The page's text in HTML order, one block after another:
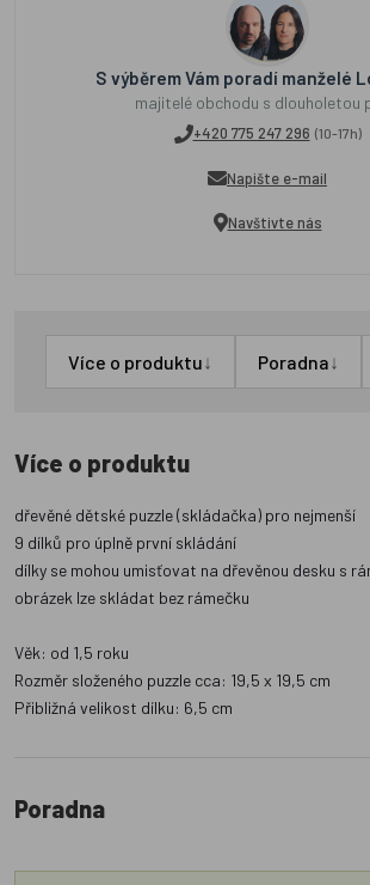
S výběrem Vám poradí manželé
majitelé obchodu s dlouholetou
+420 775 247 296 (10-17h)
Napište e-mail
Navštivte nás
Více o produktu↓ Poradna↓
Více o produktu
dřevěné dětské puzzle (skládačka) pro nejmenší
9 dílků pro úplně první skládání
dílky se mohou umisťovat na dřevěnou desku s
obrázek lze skládat bez rámečku
Věk: od 1,5 roku
Rozměr složeného puzzle cca: 19,5 x 19,5 cm
Přibližná velikost dílku: 6,5 cm
Poradna